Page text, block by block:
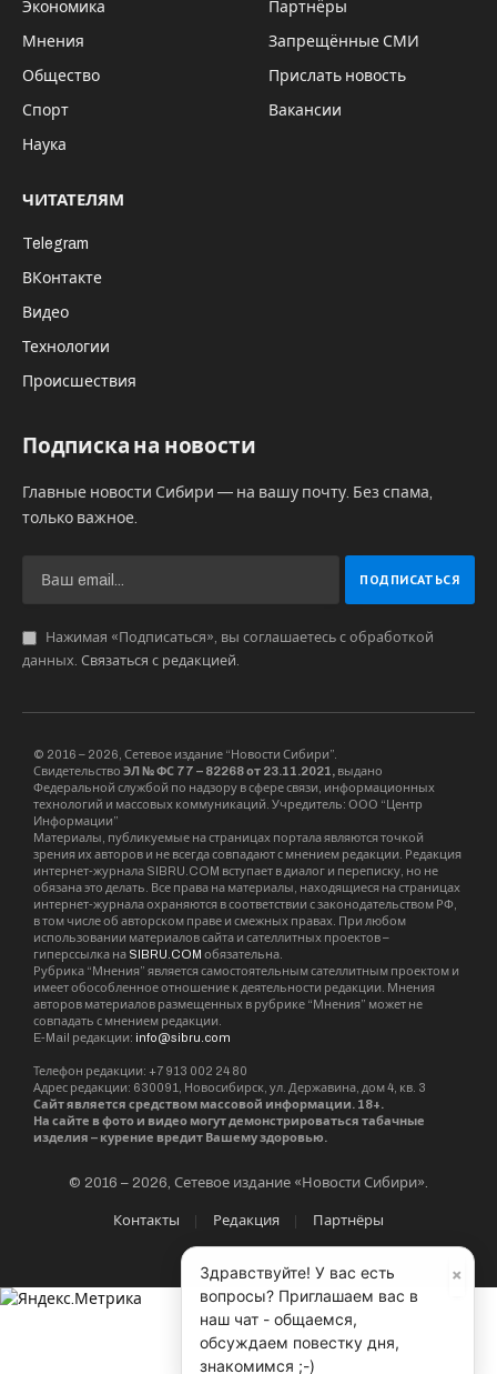
Экономика
Мнения
Общество
Спорт
Наука
Партнёры
Запрещённые СМИ
Прислать новость
Вакансии
ЧИТАТЕЛЯМ
Telegram
ВКонтакте
Видео
Технологии
Происшествия
Подписка на новости
Главные новости Сибири — на вашу почту. Без спама,
только важное.
Нажимая «Подписаться», вы соглашаетесь с обработкой
данных. Связаться с редакцией.
© 2016 – 2026, Сетевое издание “Новости Сибири”.
Свидетельство ЭЛ № ФС 77 – 82268 от 23.11.2021, выдано
Федеральной службой по надзору в сфере связи, информационных
технологий и массовых коммуникаций. Учредитель: ООО “Центр
Информации”
Материалы, публикуемые на страницах портала являются точкой
зрения их авторов и не всегда совпадают с мнением редакции. Редакция
интернет-журнала SIBRU.COM вступает в диалог и переписку, но не
обязана это делать. Все права на материалы, находящиеся на страницах
интернет-журнала охраняются в соответствии с законодательством РФ,
в том числе об авторском праве и смежных правах. При любом
использовании материалов сайта и сателлитных проектов –
гиперссылка на SIBRU.COM обязательна.
Рубрика “Мнения” является самостоятельным сателлитным проектом и
имеет обособленное отношение к деятельности редакции. Мнения
авторов материалов размещенных в рубрике “Мнения” может не
совпадать с мнением редакции.
E-Mail редакции: info@sibru.com
Телефон редакции: +7 913 002 24 80
Адрес редакции: 630091, Новосибирск, ул. Державина, дом 4, кв. 3
Сайт является средством массовой информации. 18+.
На сайте в фото и видео могут демонстрироваться табачные
изделия – курение вредит Вашему здоровью.
© 2016 – 2026, Сетевое издание «Новости Сибири».
Контакты Редакция Партнёры
×
Здравствуйте! У вас есть
вопросы? Приглашаем вас в
наш чат - общаемся,
обсуждаем повестку дня,
знакомимся ;-)